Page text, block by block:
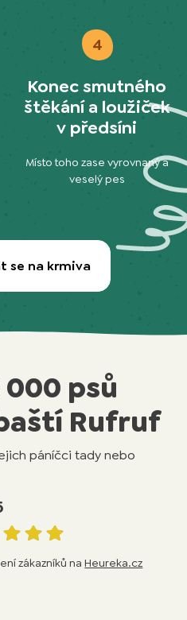
4
Konec smutného
štěkání a loužiček
v předsíni
Místo toho zase vyrovnaný a
veselý pes
se na krmiva
000 psů
Rufruf
páníčci tady nebo
zákazníků naHeureka.cz